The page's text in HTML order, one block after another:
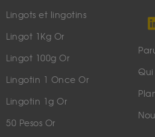
Lingots et lingotins
Lingot 1Kg Or
Lingot 100g Or
Lingotin 1 Once Or
Lingotin 1g Or
50 Pesos Or
Qui